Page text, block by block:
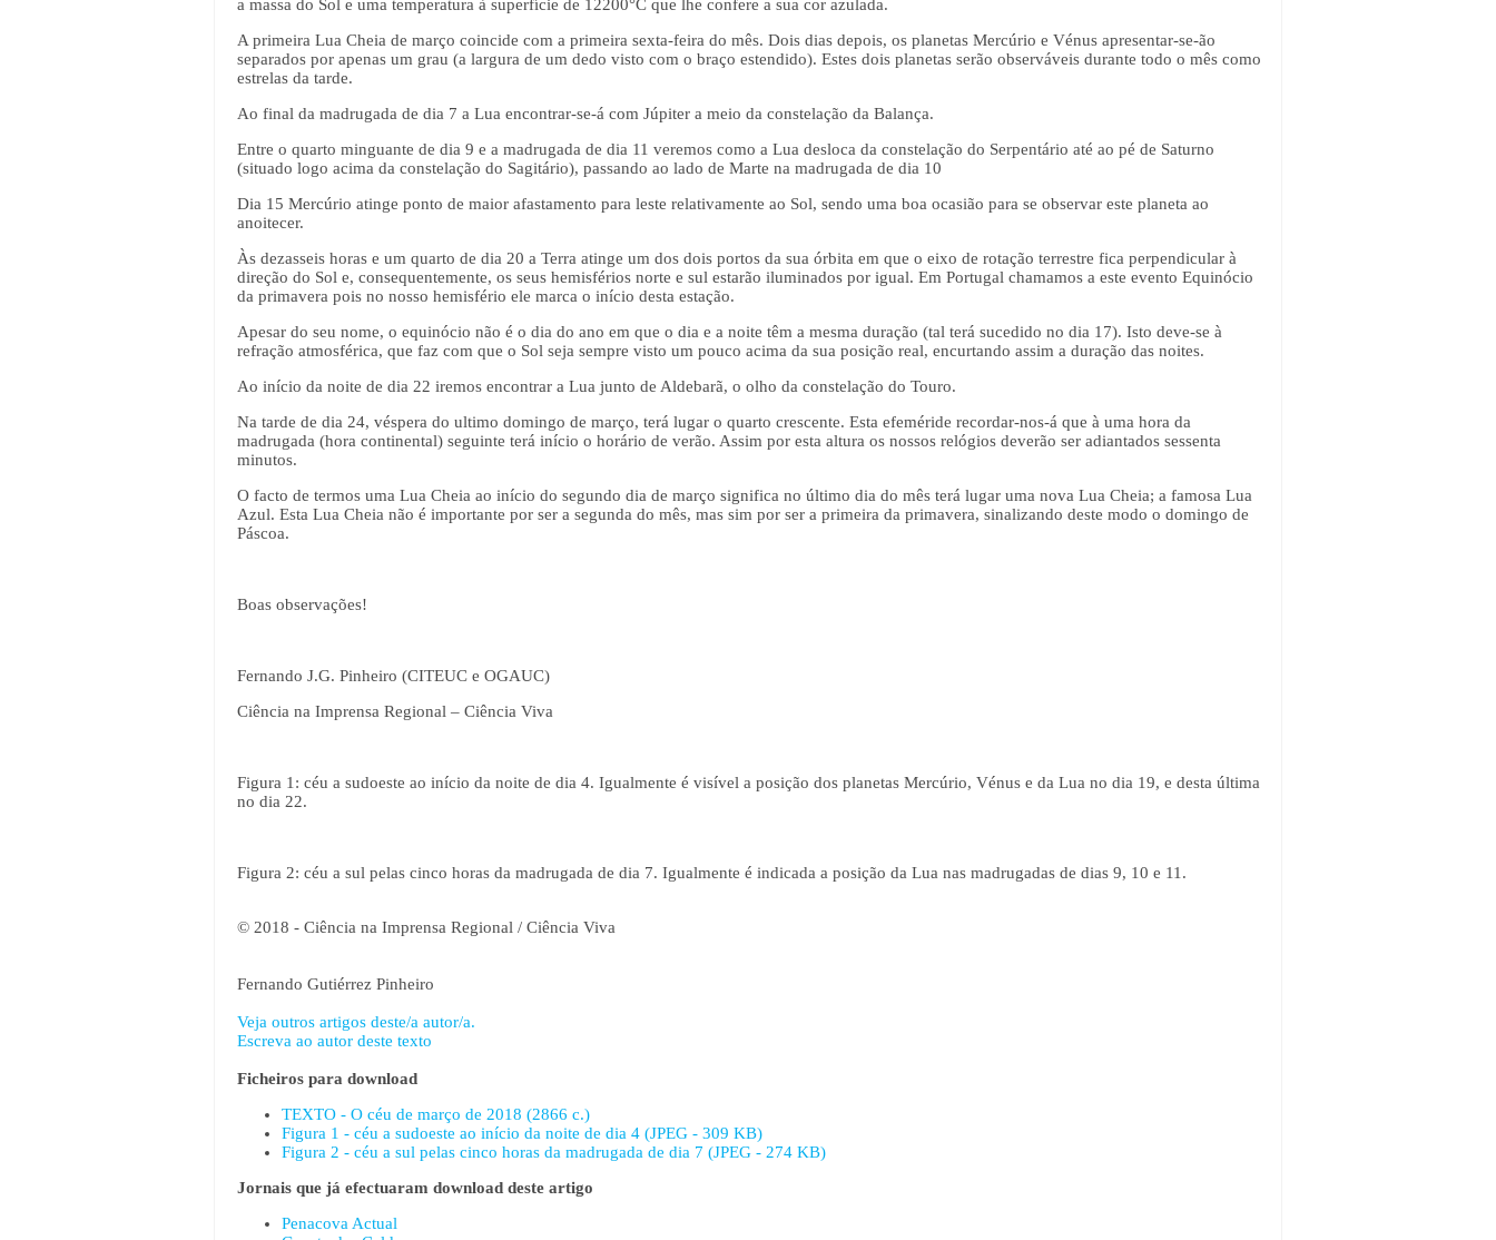
a massa do Sol e uma temperatura à superfície de 12200°C que lhe confere a sua cor azulada.
A primeira Lua Cheia de março coincide com a primeira sexta-feira do mês. Dois dias depois, os planetas Mercúrio e Vénus apresentar-se-ão
separados por apenas um grau (a largura de um dedo visto com o braço estendido). Estes dois planetas serão observáveis durante todo o mês como
estrelas da tarde.
Ao final da madrugada de dia 7 a Lua encontrar-se-á com Júpiter a meio da constelação da Balança.
Entre o quarto minguante de dia 9 e a madrugada de dia 11 veremos como a Lua desloca da constelação do Serpentário até ao pé de Saturno
(situado logo acima da constelação do Sagitário), passando ao lado de Marte na madrugada de dia 10
Dia 15 Mercúrio atinge ponto de maior afastamento para leste relativamente ao Sol, sendo uma boa ocasião para se observar este planeta ao
anoitecer.
Às dezasseis horas e um quarto de dia 20 a Terra atinge um dos dois portos da sua órbita em que o eixo de rotação terrestre fica perpendicular à
direção do Sol e, consequentemente, os seus hemisférios norte e sul estarão iluminados por igual. Em Portugal chamamos a este evento Equinócio
da primavera pois no nosso hemisfério ele marca o início desta estação.
Apesar do seu nome, o equinócio não é o dia do ano em que o dia e a noite têm a mesma duração (tal terá sucedido no dia 17). Isto deve-se à
refração atmosférica, que faz com que o Sol seja sempre visto um pouco acima da sua posição real, encurtando assim a duração das noites.
Ao início da noite de dia 22 iremos encontrar a Lua junto de Aldebarã, o olho da constelação do Touro.
Na tarde de dia 24, véspera do ultimo domingo de março, terá lugar o quarto crescente. Esta efeméride recordar-nos-á que à uma hora da
madrugada (hora continental) seguinte terá início o horário de verão. Assim por esta altura os nossos relógios deverão ser adiantados sessenta
minutos.
O facto de termos uma Lua Cheia ao início do segundo dia de março significa no último dia do mês terá lugar uma nova Lua Cheia; a famosa Lua
Azul. Esta Lua Cheia não é importante por ser a segunda do mês, mas sim por ser a primeira da primavera, sinalizando deste modo o domingo de
Páscoa.
Boas observações!
Fernando J.G. Pinheiro (CITEUC e OGAUC)
Ciência na Imprensa Regional – Ciência Viva
Figura 1: céu a sudoeste ao início da noite de dia 4. Igualmente é visível a posição dos planetas Mercúrio, Vénus e da Lua no dia 19, e desta última
no dia 22.
Figura 2: céu a sul pelas cinco horas da madrugada de dia 7. Igualmente é indicada a posição da Lua nas madrugadas de dias 9, 10 e 11.
© 2018 - Ciência na Imprensa Regional / Ciência Viva
Fernando Gutiérrez Pinheiro
Veja outros artigos deste/a autor/a.
Escreva ao autor deste texto
Ficheiros para download
TEXTO - O céu de março de 2018 (2866 c.)
Figura 1 - céu a sudoeste ao início da noite de dia 4 (JPEG - 309 KB)
Figura 2 - céu a sul pelas cinco horas da madrugada de dia 7 (JPEG - 274 KB)
Jornais que já efectuaram download deste artigo
Penacova Actual